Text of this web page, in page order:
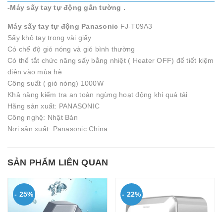
-Máy sấy tay tự động gắn tường .
Máy sấy tay tự động Panasonic FJ-T09A3
Sấy khô tay trong vài giấy
Có chế độ gió nóng và gió bình thường
Có thể tắt chức năng sấy bằng nhiệt ( Heater OFF) để tiết kiệm
điện vào mùa hè
Công suất ( gió nóng) 1000W
Khả năng kiểm tra an toàn ngừng hoạt động khi quá tải
Hãng sản xuất: PANASONIC
Công nghệ: Nhật Bản
Nơi sản xuất: Panasonic China
SẢN PHẨM LIÊN QUAN
- 25% - 22%